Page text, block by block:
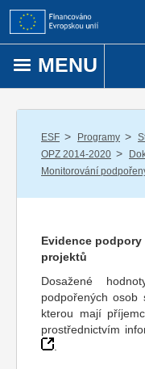
Přejít k obsahu
MENU
ESF / Programy /
OPZ 2014-2020 /
Monitorování
Evidence
projektů
Dosažené
podpořených osob
kterou mají
prostřednictvím